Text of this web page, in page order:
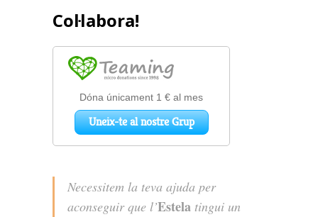
Col·labora!
Necessitem la teva ajuda per
aconseguir que l’Estela tingui un